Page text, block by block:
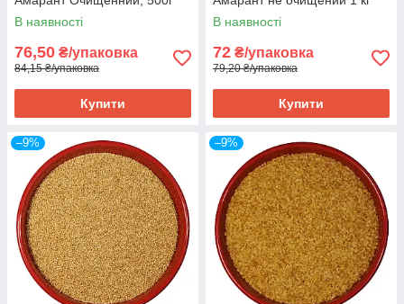
В наявності
76,50 ₴/упаковка
84,15 ₴/упаковка
Купити
В наявності
72 ₴/упаковка
79,20 ₴/упаковка
Купити
–9% –9%